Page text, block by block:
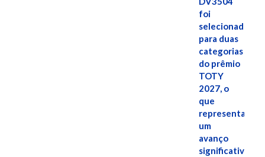
foi
selecionado
para duas
categorias
do prêmio
TOTY
2027, o
que
representa
um
avanço
significativo